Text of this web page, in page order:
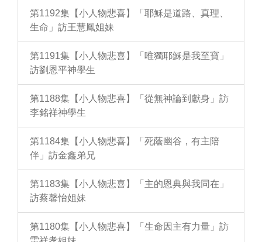
第1192集【小人物悲喜】「耶穌是道路、真理、
生命」訪王慧鳳姐妹
第1191集【小人物悲喜】「唯獨耶穌是我至寶」
訪劉恩平神學生
第1188集【小人物悲喜】「從無神論到獻身」訪
李銘祥神學生
第1184集【小人物悲喜】「死蔭幽谷，有主陪
伴」訪金鑫弟兄
第1183集【小人物悲喜】「主的恩典與我同在」
訪蔡馨怡姐妹
第1180集【小人物悲喜】「生命因主有力量」訪